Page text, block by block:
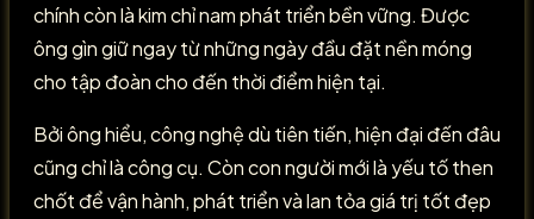
chính còn là kim chỉ nam phát triển bền vững. Được
ông gìn giữ ngay từ những ngày đầu đặt nền móng
cho tập đoàn cho đến thời điểm hiện tại.
Bởi ông hiểu, công nghệ dù tiên tiến, hiện đại đến đâu
cũng chỉ là công cụ. Còn con người mới là yếu tố then
chốt để vận hành, phát triển và lan tỏa giá trị tốt đẹp